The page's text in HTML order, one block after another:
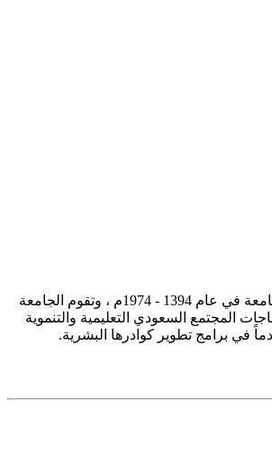
تأسست جامعة الإمام محمد بن سعود الإسلامية ممثلة في كلية الشريعة في سنة 1373هـ 1953م، وتطورت منذ ذلك الحين بصورة جذرية حتى أصبحت جامعة في عام 1394 - 1974م ، وتقوم الجامعة
المجتمع السعودي التعليمية والتنموية
في برامج تطوير كوادرها البشرية.